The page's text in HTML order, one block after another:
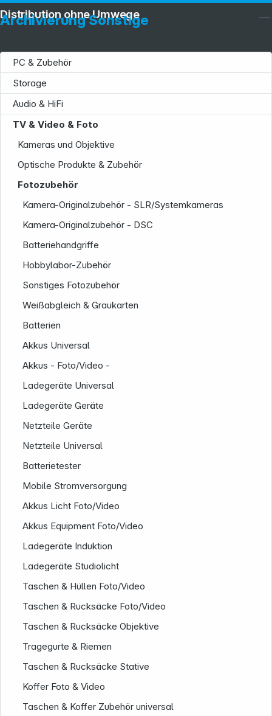
Archivierung Sonstige
PC & Zubehör
Storage
Audio & HiFi
TV & Video & Foto
Kameras und Objektive
Optische Produkte & Zubehör
Fotozubehör
Kamera-Originalzubehör - SLR/Systemkameras
Kamera-Originalzubehör - DSC
Batteriehandgriffe
Hobbylabor-Zubehör
Sonstiges Fotozubehör
Weißabgleich & Graukarten
Batterien
Akkus Universal
Akkus - Foto/Video -
Ladegeräte Universal
Ladegeräte Geräte
Netzteile Geräte
Netzteile Universal
Batterietester
Mobile Stromversorgung
Akkus Licht Foto/Video
Akkus Equipment Foto/Video
Ladegeräte Induktion
Ladegeräte Studiolicht
Taschen & Hüllen Foto/Video
Taschen & Rucksäcke Foto/Video
Taschen & Rucksäcke Objektive
Tragegurte & Riemen
Taschen & Rucksäcke Stative
Koffer Foto & Video
Taschen & Koffer Zubehör universal
Distribution ohne Umwege
Service